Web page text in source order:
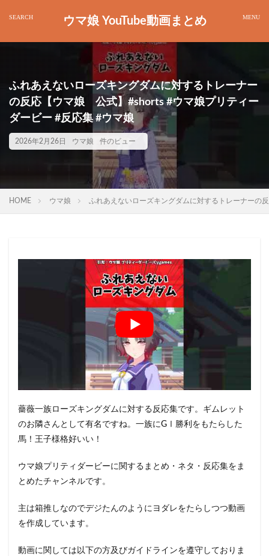
ウマ娘 YouTube動画まとめ
ふれあえないローズキングダムに対するトレーナー
の反応【ウマ娘 公式】#shorts #ウマ娘プリティー
ダービー #反応集 #ウマ娘
2026年2月26日 ウマ娘 件のビュー
HOME ウマ娘 ふれあえないローズキングダムに対するトレーナー
薔薇一族ローズキングダムに対する反応集です。ギムレット
のお隣さんとして有名ですね。一族にGⅠ勝利をもたらした
馬！王子様格好いい！
ウマ娘プリティダービーに関するまとめ・ネタ・反応集をま
とめたチャンネルです。
主は箱推しなのでデジたんのようにヨダレをたらしつつ動画
を作成しています。
動画に関しては以下の方及びガイドラインを遵守しておりま